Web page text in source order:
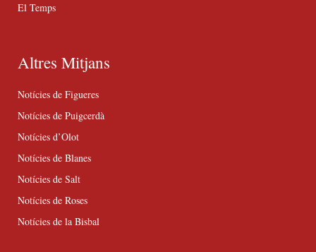
El Temps
Altres Mitjans
Notícies de Figueres
Notícies de Puigcerdà
Notícies d’Olot
Notícies de Blanes
Notícies de Salt
Notícies de Roses
Notícies de la Bisbal